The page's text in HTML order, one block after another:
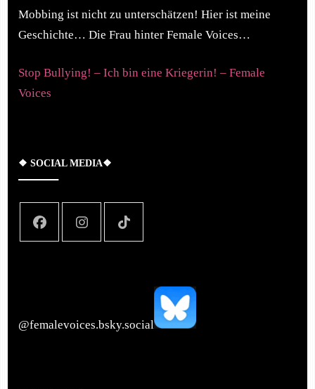
Mobbing ist nicht zu unterschätzen! Hier ist meine
Geschichte… Die Frau hinter Female Voices…
Stop Bullying! – Ich bin eine Kriegerin! – Female
Voices
❖ SOCIAL MEDIA❖
‪@femalevoices.bsky.social‬